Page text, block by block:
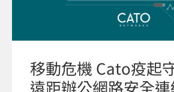
移動危機 Cato疫起
遠距辦公網路安全